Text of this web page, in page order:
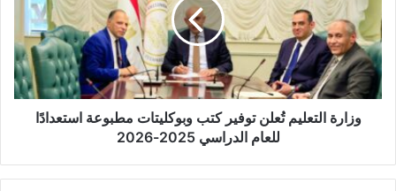
وزارة التعليم تُعلن توفير كتب وبوكليتات مطبوعة استعدادًا
للعام الدراسي 2025-2026